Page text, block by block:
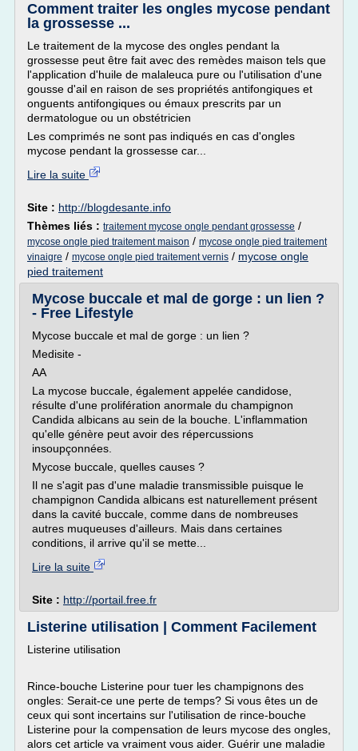
Comment traiter les ongles mycose pendant
la grossesse ...
Le traitement de la mycose des ongles pendant la
grossesse peut être fait avec des remèdes maison tels que
l'application d'huile de malaleuca pure ou l'utilisation d'une
gousse d'ail en raison de ses propriétés antifongiques et
onguents antifongiques ou émaux prescrits par un
dermatologue ou un obstétricien
Les comprimés ne sont pas indiqués en cas d'ongles
mycose pendant la grossesse car...
Lire la suite
Site : http://blogdesante.info
Thèmes liés : traitement mycose ongle pendant grossesse /
mycose ongle pied traitement maison / mycose ongle pied traitement
vinaigre / mycose ongle pied traitement vernis / mycose ongle
pied traitement
Mycose buccale et mal de gorge : un lien ?
- Free Lifestyle
Mycose buccale et mal de gorge : un lien ?
Medisite -
AA
La mycose buccale, également appelée candidose,
résulte d'une prolifération anormale du champignon
Candida albicans au sein de la bouche. L'inflammation
qu'elle génère peut avoir des répercussions
insoupçonnées.
Mycose buccale, quelles causes ?
Il ne s'agit pas d'une maladie transmissible puisque le
champignon Candida albicans est naturellement présent
dans la cavité buccale, comme dans de nombreuses
autres muqueuses d'ailleurs. Mais dans certaines
conditions, il arrive qu'il se mette...
Lire la suite
Site : http://portail.free.fr
Listerine utilisation | Comment Facilement
Listerine utilisation
Rince-bouche Listerine pour tuer les champignons des
ongles: Serait-ce une perte de temps? Si vous êtes un de
ceux qui sont incertains sur l'utilisation de rince-bouche
Listerine pour la compensation de leurs mycose des ongles,
alors cet article va vraiment vous aider. Guérir une maladie